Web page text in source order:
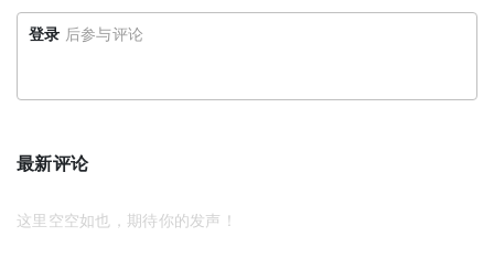
登录 后参与评论
最新评论
这里空空如也，期待你的发声！